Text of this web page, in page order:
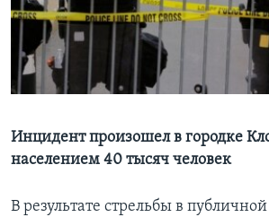
Learning English
СОЦИАЛЬНЫЕ СЕТИ
Языки
Инцидент произошел в городке
населением 40 тысяч человек
В результате стрельбы в